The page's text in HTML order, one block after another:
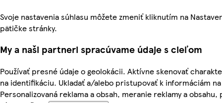
Svoje nastavenia súhlasu môžete zmeniť kliknutím na
pätičke stránky.
My a naši partneri spracúvame údaje s cieľom
Používať presné údaje o geolokácii. Aktívne skenovať
na identifikáciu. Ukladať a/alebo pristupovať k informáciám
Personalizovaná reklama a obsah, meranie reklamy a